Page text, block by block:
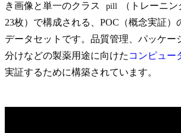
き画像と単一のクラス
pill
（トレーニ
23枚）で構成される、POC（概念実証）
データセットです。品質管理、パッケー
分けなどの製薬用途に向けた コンピュー
実証するために構築されています。